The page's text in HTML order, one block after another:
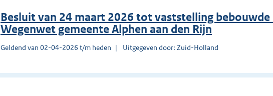
Besluit van 24 maart 2026 tot vaststelling bebouwde
Wegenwet gemeente Alphen aan den Rijn
Geldend van 02-04-2026 t/m heden Uitgegeven door: Zuid-Holland